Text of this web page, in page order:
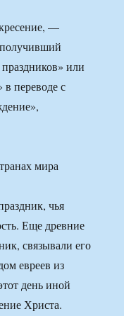
—
или
переводе с
чья
Еще древние
связывали его
евреев из
день иной
Христа.